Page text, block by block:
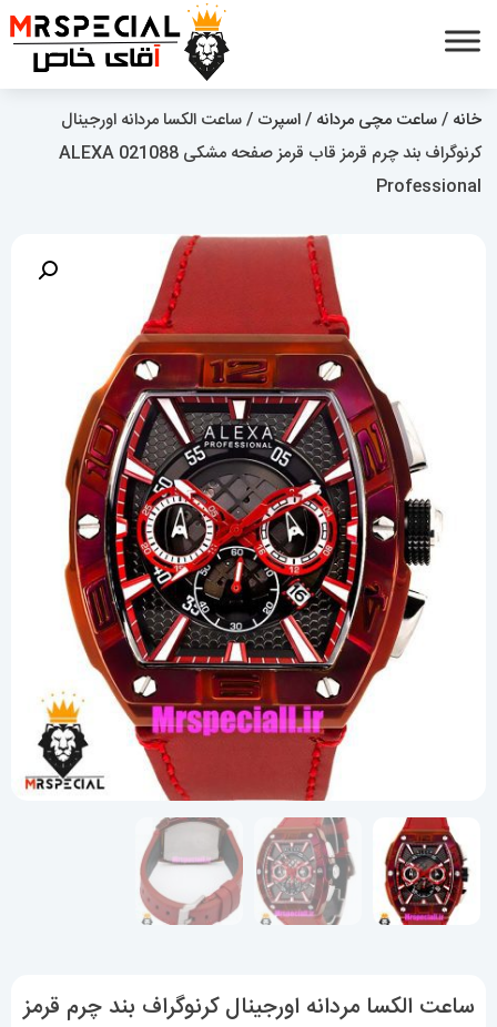
خانه /ساعت مچی مردانه /اسپرت / ساعت الکسا مردانه اورجینال
کرنوگراف بند چرم قرمز قاب قرمز صفحه مشکی 021088 ALEXA
Professional
ساعت الکسا مردانه اورجینال کرنوگراف بند چرم قرمز